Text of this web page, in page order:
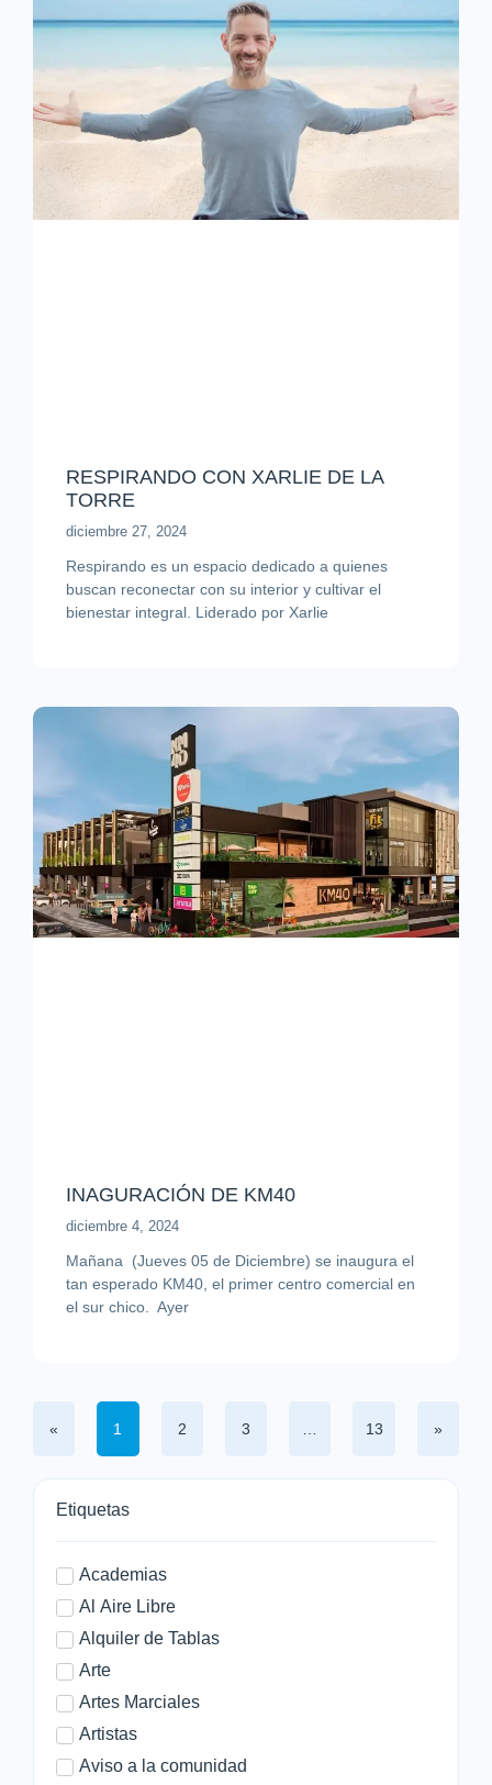
Etiquetas
Academias
Al Aire Libre
Alquiler de Tablas
Arte
Artes Marciales
Artistas
Aviso a la comunidad
RESPIRANDO CON XARLIE DE LA
TORRE
diciembre 27, 2024
Respirando es un espacio dedicado a quienes
buscan reconectar con su interior y cultivar el
bienestar integral. Liderado por Xarlie
INAGURACIÓN DE KM40
diciembre 4, 2024
Mañana (Jueves 05 de Diciembre) se inaugura el
tan esperado KM40, el primer centro comercial en
el sur chico. Ayer
« 1 2 3 13 »